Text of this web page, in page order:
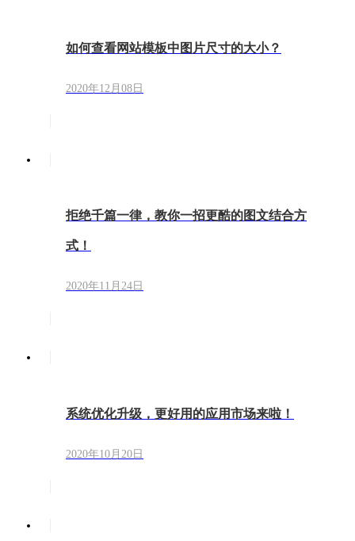
如何查看网站模板中图片尺寸的大小？
2020年12月08日
拒绝千篇一律，教你一招更酷的图文结合方
式！
2020年11月24日
系统优化升级，更好用的应用市场来啦！
2020年10月20日